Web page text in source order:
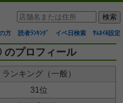
方 読者ﾗﾝｷﾝｸﾞ イベ日検索 ｻﾑﾈｲﾙ設定
のプロフィール
ランキング（一般）
31位